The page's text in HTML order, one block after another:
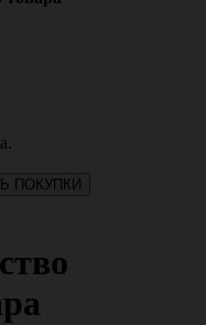
ПОКУПКИ